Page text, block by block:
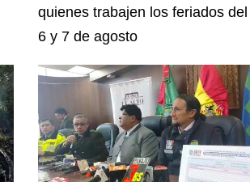
quienes trabajen los feriados del
6 y 7 de agosto